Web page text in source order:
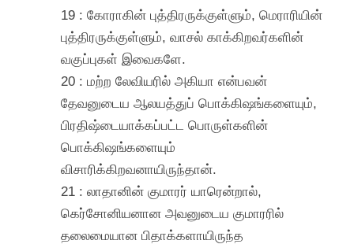
19 : கோராகின் புத்திரருக்குள்ளும், மெராரியின்
புத்திரருக்குள்ளும், வாசல் காக்கிறவர்களின்
வகுப்புகள் இவைகளே.
20 : மற்ற லேவியரில் அகியா என்பவன்
தேவனுடைய ஆலயத்துப் பொக்கிஷங்களையும்,
பிரதிஷ்டையாக்கப்பட்ட பொருள்களின்
பொக்கிஷங்களையும்
விசாரிக்கிறவனாயிருந்தான்.
21 : லாதானின் குமாரர் யாரென்றால்,
கெர்சோனியனான அவனுடைய குமாரரில்
தலைமையான பிதாக்களாயிருந்த